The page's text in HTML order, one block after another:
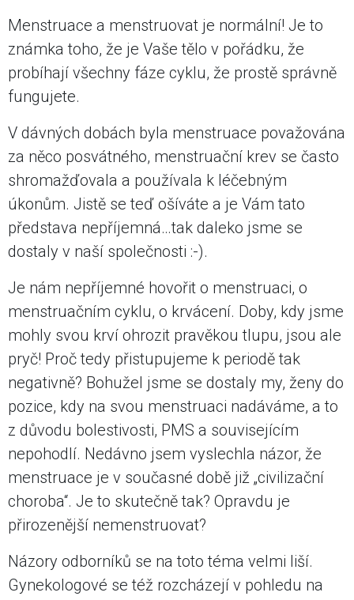
Menstruace a menstruovat je normální! Je to
známka toho, že je Vaše tělo v pořádku, že
probíhají všechny fáze cyklu, že prostě správně
fungujete.
V dávných dobách byla menstruace považována
za něco posvátného, menstruační krev se často
shromažďovala a používala k léčebným
úkonům. Jistě se teď ošíváte a je Vám tato
představa nepříjemná…tak daleko jsme se
dostaly v naší společnosti :-).
Je nám nepříjemné hovořit o menstruaci, o
menstruačním cyklu, o krvácení. Doby, kdy jsme
mohly svou krví ohrozit pravěkou tlupu, jsou ale
pryč! Proč tedy přistupujeme k periodě tak
negativně? Bohužel jsme se dostaly my, ženy do
pozice, kdy na svou menstruaci nadáváme, a to
z důvodu bolestivosti, PMS a souvisejícím
nepohodlí. Nedávno jsem vyslechla názor, že
menstruace je v současné době již „civilizační
choroba“. Je to skutečně tak? Opravdu je
přirozenější nemenstruovat?
Názory odborníků se na toto téma velmi liší.
Gynekologové se též rozcházejí v pohledu na